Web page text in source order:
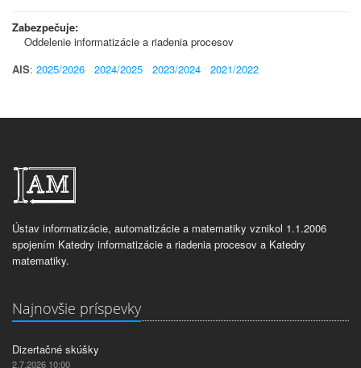
Zabezpečuje:
Oddelenie informatizácie a riadenia procesov
AIS: 2025/2026 2024/2025 2023/2024 2021/2022
Ústav informatizácie, automatizácie a matematiky vznikol 1.1.2006
spojením Katedry informatizácie a riadenia procesov a Katedry
matematiky.
Najnovšie príspevky
Dizertačné skúšky
2.7.2026 10:00